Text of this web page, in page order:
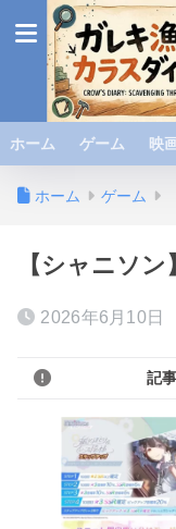
ホーム ゲーム 映
ホーム ゲーム
【シャニソ
2026年6月10日
記